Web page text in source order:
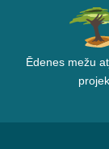
Ēdenes mežu